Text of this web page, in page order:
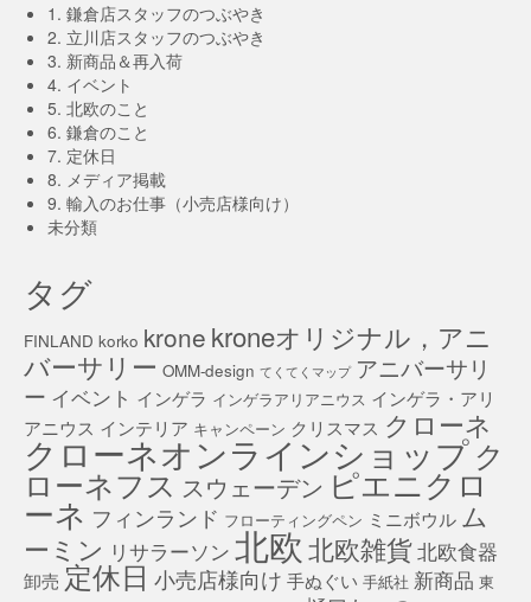
1. 鎌倉店スタッフのつぶやき
2. 立川店スタッフのつぶやき
3. 新商品＆再入荷
4. イベント
5. 北欧のこと
6. 鎌倉のこと
7. 定休日
8. メディア掲載
9. 輸入のお仕事（小売店様向け）
未分類
タグ
FINLAND korko krone kroneオリジナル，アニ
バーサリー OMM-design てくてくマップ アニバーサリ
ー イベント インゲラ インゲラアリアニウス インゲラ・アリ
アニウス インテリア キャンペーン クリスマス クローネ
クローネオンラインショップク
ローネフススウェーデン ピエニクロ
ーネ フィンランド フローティングペン ミニボウル ム
ーミン リサラーソン 北欧北欧雑貨北欧食器
卸売 定休日 小売店様向け 手ぬぐい 手紙社 新商品 東